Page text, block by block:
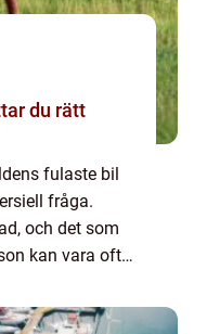
du rätt
fulaste bil
fråga.
och det som
kan vara ofta
be...